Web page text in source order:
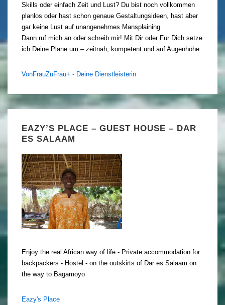
Skills oder einfach Zeit und Lust? Du bist noch vollkommen
planlos oder hast schon genaue Gestaltungsideen, hast aber
gar keine Lust auf unangenehmes Mansplaining
Dann ruf mich an oder schreib mir! Mit Dir oder Für Dich setze
ich Deine Pläne um – zeitnah, kompetent und auf Augenhöhe.
VonFrauZuFrau+ - Deine Dienstleisterin
EAZY’S PLACE – GUEST HOUSE – DAR
ES SALAAM
Enjoy the real African way of life - Private accommodation for
backpackers - Hostel - on the outskirts of Dar es Salaam on
the way to Bagamoyo
Eazy's Place